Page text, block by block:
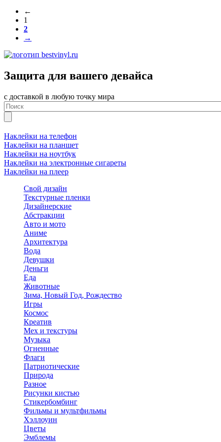
←
1
2
→
Защита для вашего девайса
с доставкой в любую точку мира
Наклейки на телефон
Наклейки на планшет
Наклейки на ноутбук
Наклейки на электронные сигареты
Наклейки на плеер
Свой дизайн
Текстурные пленки
Дизайнерские
Абстракции
Авто и мото
Аниме
Архитектура
Вода
Девушки
Деньги
Еда
Животные
Зима, Новый Год, Рождество
Игры
Космос
Креатив
Мех и текстуры
Музыка
Огненные
Флаги
Патриотические
Природа
Разное
Рисунки кистью
Стикербомбинг
Фильмы и мультфильмы
Хэллоуин
Цветы
Эмблемы